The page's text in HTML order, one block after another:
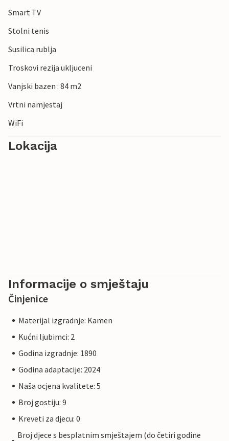
Smart TV
Stolni tenis
Susilica rublja
Troskovi rezija ukljuceni
Vanjski bazen : 84 m2
Vrtni namjestaj
WiFi
Lokacija
Informacije o smještaju
Činjenice
Materijal izgradnje: Kamen
Kućni ljubimci: 2
Godina izgradnje: 1890
Godina adaptacije: 2024
Naša ocjena kvalitete: 5
Broj gostiju: 9
Kreveti za djecu: 0
Broj djece s besplatnim smještajem (do četiri godine